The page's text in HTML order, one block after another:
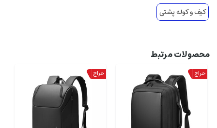
کیف و کوله پشتی
محصولات مرتبط